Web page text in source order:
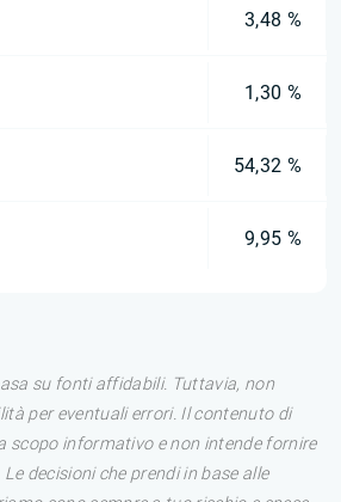
3,48 %
1,30 %
54,32 %
9,95 %
su fonti affidabili. Tuttavia, non
per eventuali errori. Il contenuto di
scopo informativo e non intende fornire
decisioni che prendi in base alle